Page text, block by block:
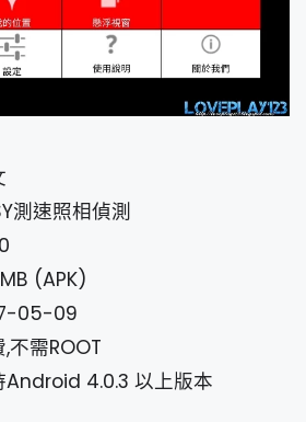
測速照相偵測
(APK)
05-09
不需ROOT
Android 4.0.3 以上版本